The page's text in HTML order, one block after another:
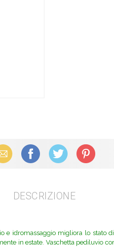
Facebook X (Twitter) Pinterest
DESCRIZIONE
idromassaggio migliora lo stato
in estate. Vaschetta pediluvio